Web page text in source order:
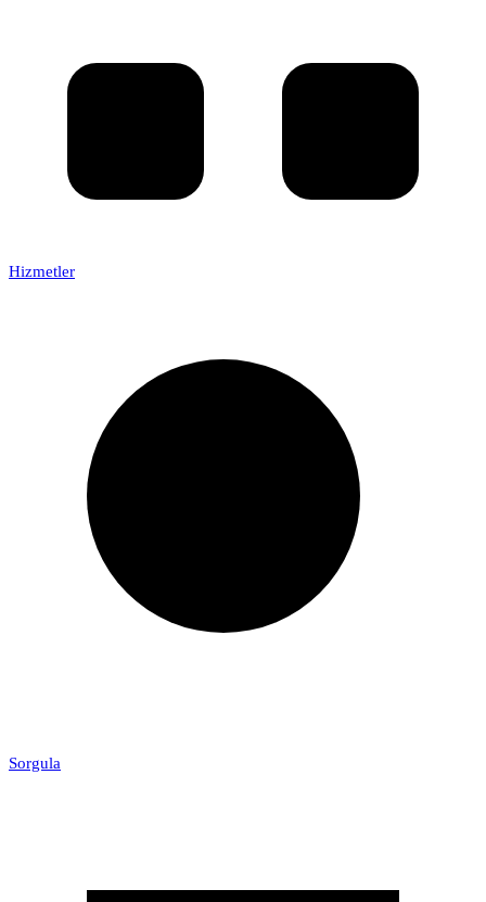
Hizmetler
Sorgula